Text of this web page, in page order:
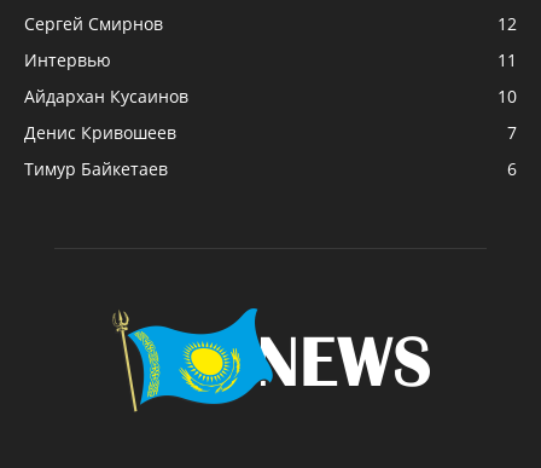
Сергей Смирнов
12
Интервью
11
Айдархан Кусаинов
10
Денис Кривошеев
7
Тимур Байкетаев
6